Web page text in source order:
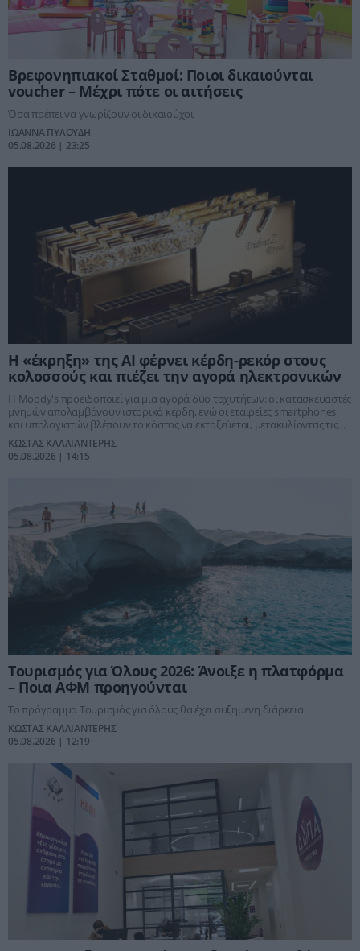
Βρεφονηπιακοί Σταθμοί: Ποιοι δικαιούνται
voucher – Μέχρι πότε οι αιτήσεις
Όσα πρέπει να γνωρίζουν οι δικαιούχοι
ΙΩΑΝΝΑ ΠΥΛΟΥΔΗ
05.08.2026 | 23:25
Η «έκρηξη» της AI φέρνει κέρδη-ρεκόρ στους
κολοσσούς και πιέζει την αγορά ηλεκτρονικών
Η Moody's προειδοποιεί για μια αγορά δύο ταχυτήτων: οι κατασκευαστές
μνημών απολαμβάνουν ιστορικά κέρδη, ενώ οι εταιρείες smartphones
και υπολογιστών βλέπουν το κόστος να εκτοξεύεται, μετακυλίοντας τις
αυξήσεις στους καταναλωτές.
ΚΩΣΤΑΣ ΚΑΛΛΙΑΝΤΕΡΗΣ
05.08.2026 | 14:15
Τουρισμός για Όλους 2026: Άνοιξε η πλατφόρμα
– Ποια ΑΦΜ προηγούνται
Το πρόγραμμα Τουρισμός για όλους θα έχει αυξημένη διάρκεια
ΚΩΣΤΑΣ ΚΑΛΛΙΑΝΤΕΡΗΣ
05.08.2026 | 12:19